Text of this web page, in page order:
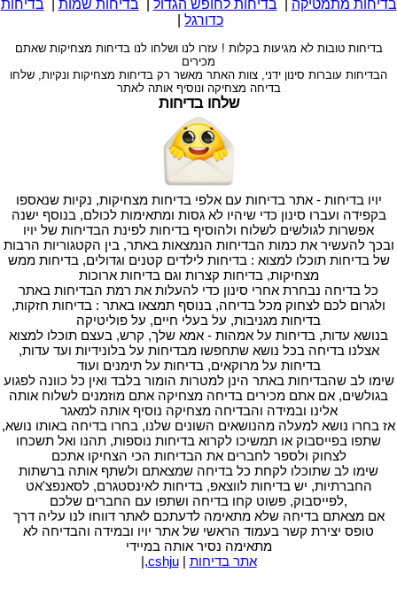
בדיחות מתמטיקה בדיחות לחופש הגדול בדיחות שמות
בדיחות
כדורגל
בדיחות טובות לא מגיעות בקלות ! עזרו לנו ושלחו לנו בדיחות מצחיקות שאתם
מכירים
הבדיחות עוברות סינון ידני, צוות האתר מאשר רק בדיחות מצחיקות ונקיות, שלחו
בדיחה מצחיקה ונוסיף אותה לאתר
שלחו בדיחות
יויו בדיחות - אתר בדיחות עם אלפי בדיחות מצחיקות, נקיות שנאספו
בקפידה ועברו סינון כדי שיהיו לא גסות ומתאימות לכולם, בנוסף ישנה
אפשרות לגולשים לשלוח ולהוסיף בדיחות לפינת הבדיחות של יויו
ובכך להעשיר את כמות הבדיחות הנמצאות באתר, בין הקטגוריות הרבות
של בדיחות תוכלו למצוא : בדיחות לילדים קטנים וגדולים, בדיחות ממש
מצחיקות, בדיחות קצרות וגם בדיחות ארוכות
כל בדיחה נבחרת אחרי סינון כדי להעלות את רמת הבדיחות באתר
ולגרום לכם לצחוק מכל בדיחה, בנוסף תמצאו באתר : בדיחות חזקות,
בדיחות מגניבות, על בעלי חיים, על פוליטיקה
בנושא עדות, בדיחות על אמהות - אמא שלך, קרש, בעצם תוכלו למצוא
אצלנו בדיחה בכל נושא שתחפשו מבדיחות על בלונידיות ועד עדות,
בדיחות על מרוקאים, בדיחות על תימנים ועוד
שימו לב שהבדיחות באתר הינן למטרות הומור בלבד ואין כל כוונה לפגוע
בגולשים, אם אתם מכירים בדיחה מצחיקה אתם מוזמנים לשלוח אותה
אלינו ובמידה והבדיחה מצחיקה נוסיף אותה למאגר
אז בחרו נושא למעלה מהנושאים השונים שלנו, בחרו בדיחה באותו נושא,
שתפו בפייסבוק או תמשיכו לקרוא בדיחות נוספות, תהנו ואל תשכחו
לצחוק ולספר לחברים את הבדיחות הכי הצחיקו אתכם
שימו לב שתוכלו לקחת כל בדיחה שמצאתם ולשתף אותה ברשתות
החברתיות, יש בדיחות לווצאפ, בדיחות לאינסטגרם, לסאנפצ'אט
,לפייסבוק, פשוט קחו בדיחה ושתפו עם החברים שלכם
אם מצאתם בדיחה שלא מתאימה לדעתכם לאתר דווחו לנו עליה דרך
טופס יצירת קשר בעמוד הראשי של אתר יויו ובמידה והבדיחה לא
מתאימה נסיר אותה במיידי
אתר בדיחות |
cshju,
|